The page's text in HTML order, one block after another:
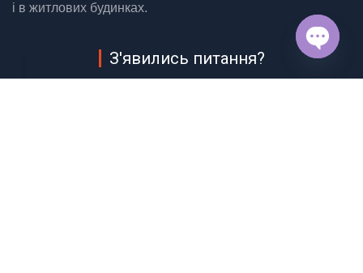
і в житлових будинках.
З'явились питання?